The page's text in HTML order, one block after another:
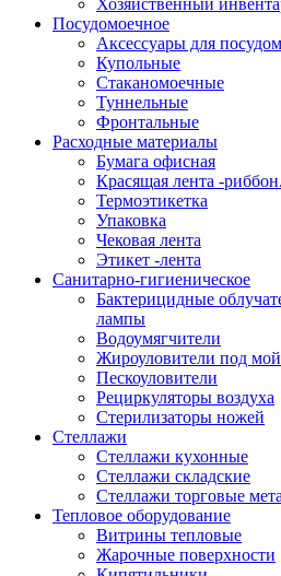
Посудомоечное
Аксессуары для
Купольные
Стаканомоечные
Туннельные
Фронтальные
Расходные материалы
Бумага офисная
Красящая лента -риббон.
Термоэтикетка
Упаковка
Чековая лента
Этикет -лента
Санитарно-гигиеническое
Бактерицидные
лампы
Водоумягчители
Жироуловители под
Пескоуловители
Рециркуляторы воздуха
Стерилизаторы ножей
Стеллажи
Стеллажи кухонные
Стеллажи складские
Стеллажи торговые
Тепловое оборудование
Витрины тепловые
Жарочные поверхности